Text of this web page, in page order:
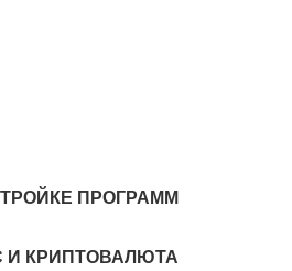
ПРОГРАММ
И КРИПТОВАЛЮТА